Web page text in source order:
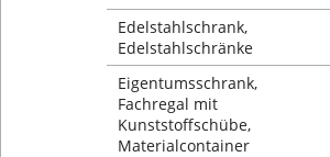
Edelstahlschrank,
Edelstahlschränke
Eigentumsschrank,
Fachregal mit
Kunststoffschübe,
Materialcontainer